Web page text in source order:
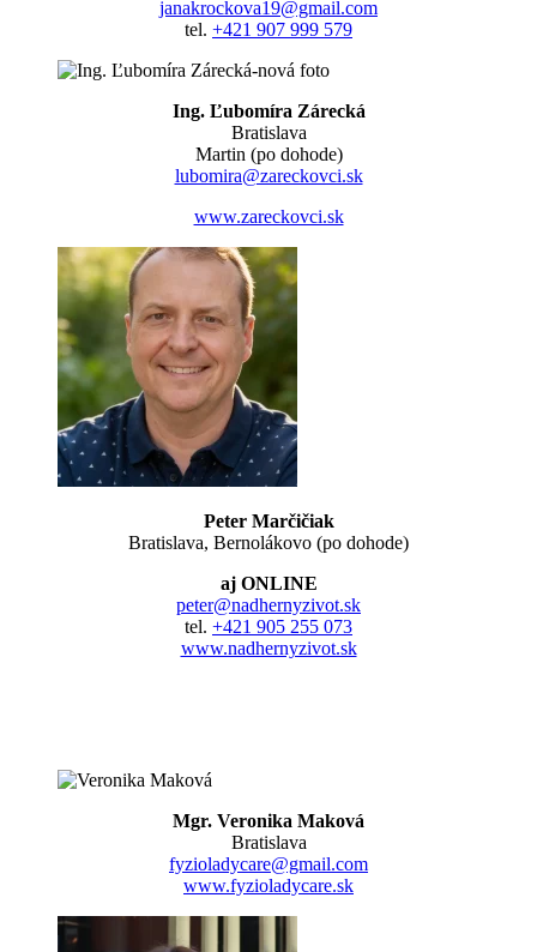
janakrockova19@gmail.com
tel. +421 907 999 579
Ing. Ľubomíra Zárecká
Bratislava
Martin (po dohode)
lubomira@zareckovci.sk
www.zareckovci.sk
Peter Marčičiak
Bratislava, Bernolákovo (po dohode)
aj ONLINE
peter@nadhernyzivot.sk
tel. +421 905 255 073
www.nadhernyzivot.sk
Mgr. Veronika Maková
Bratislava
fyzioladycare@gmail.com
www.fyzioladycare.sk